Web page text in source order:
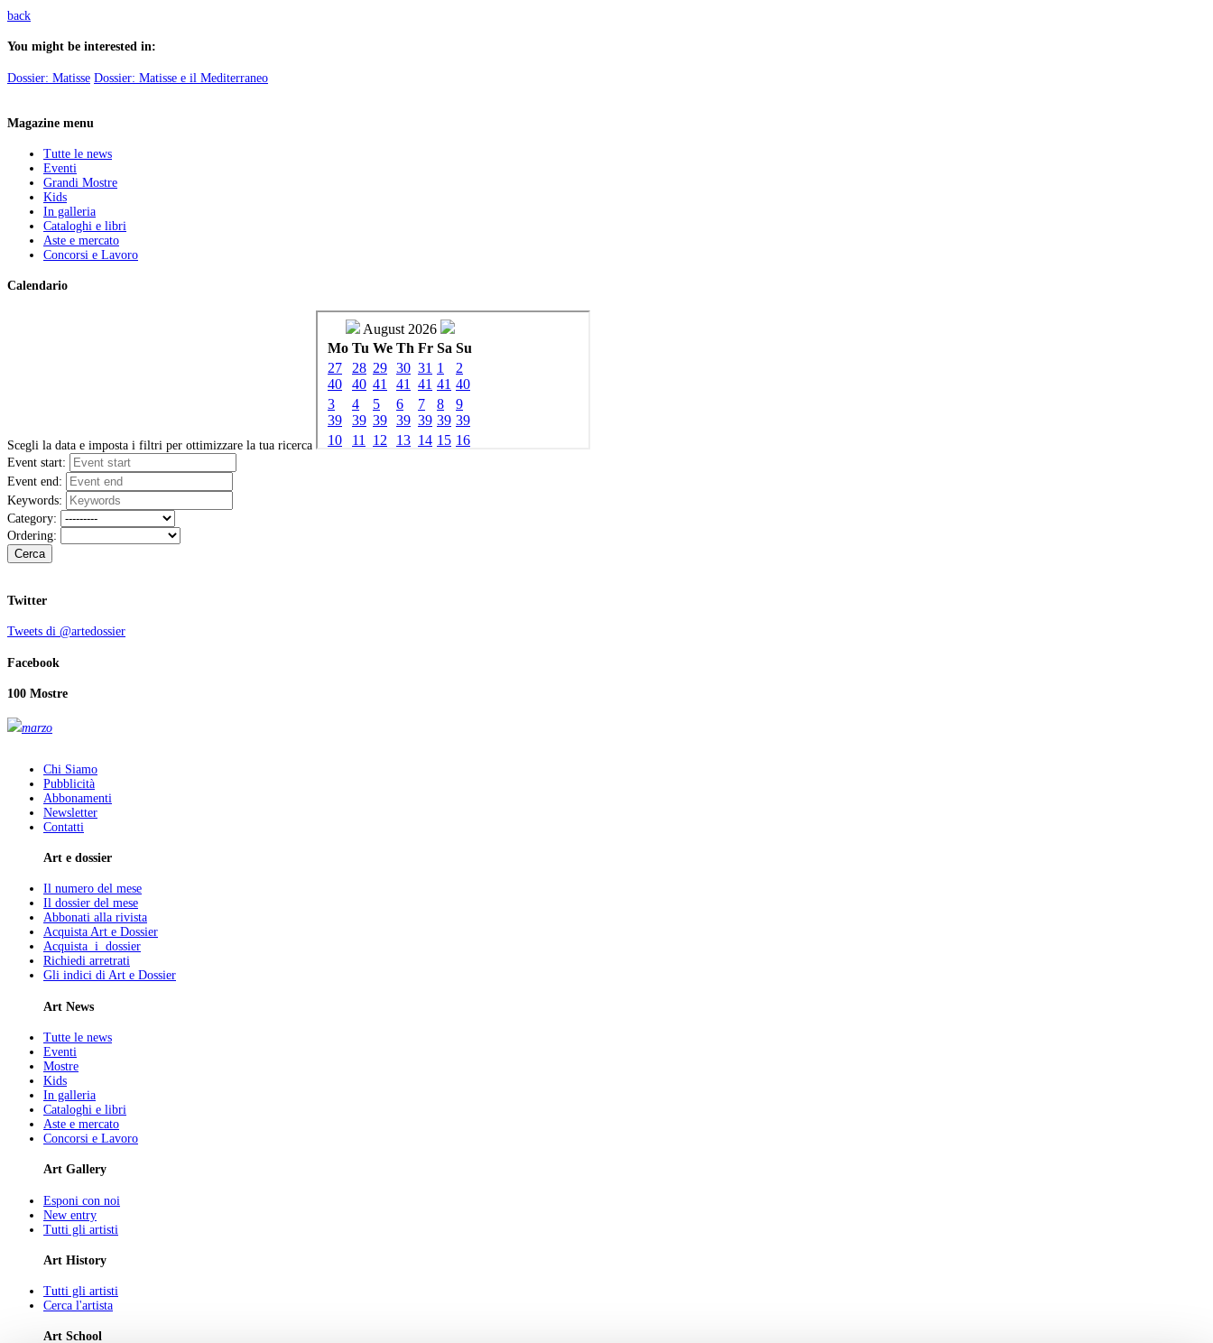
back
You might be interested in:
Dossier: Matisse Dossier: Matisse e il Mediterraneo
Magazine menu
Tutte le news
Eventi
Grandi Mostre
Kids
In galleria
Cataloghi e libri
Aste e mercato
Concorsi e Lavoro
Calendario
Scegli la data e imposta i filtri per ottimizzare la tua ricerca
Event start:
Event end:
Keywords:
Category:
Ordering:
Cerca
Twitter
Tweets di @artedossier
Facebook
100 Mostre
marzo
Chi Siamo
Pubblicità
Abbonamenti
Newsletter
Contatti
Art e dossier
Il numero del mese
Il dossier del mese
Abbonati alla rivista
Acquista Art e Dossier
Acquista i dossier
Richiedi arretrati
Gli indici di Art e Dossier
Art News
Tutte le news
Eventi
Mostre
Kids
In galleria
Cataloghi e libri
Aste e mercato
Concorsi e Lavoro
Art Gallery
Esponi con noi
New entry
Tutti gli artisti
Art History
Tutti gli artisti
Cerca l'artista
Art School